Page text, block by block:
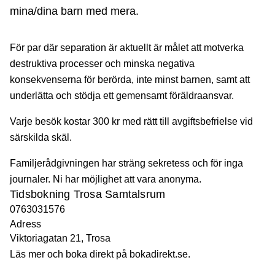
mina/dina barn med mera.
För par där separation är aktuellt är målet att motverka
destruktiva processer och minska negativa
konsekvenserna för berörda, inte minst barnen, samt att
underlätta och stödja ett gemensamt föräldraansvar.
Varje besök kostar 300 kr med rätt till avgiftsbefrielse vid
särskilda skäl.
Familjerådgivningen har sträng sekretess och för inga
journaler. Ni har möjlighet att vara anonyma.
Tidsbokning Trosa Samtalsrum
0763031576
Adress
Viktoriagatan 21, Trosa
Läs mer och boka direkt på bokadirekt.se.